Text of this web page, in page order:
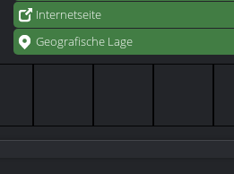
Internetseite
Geografische Lage